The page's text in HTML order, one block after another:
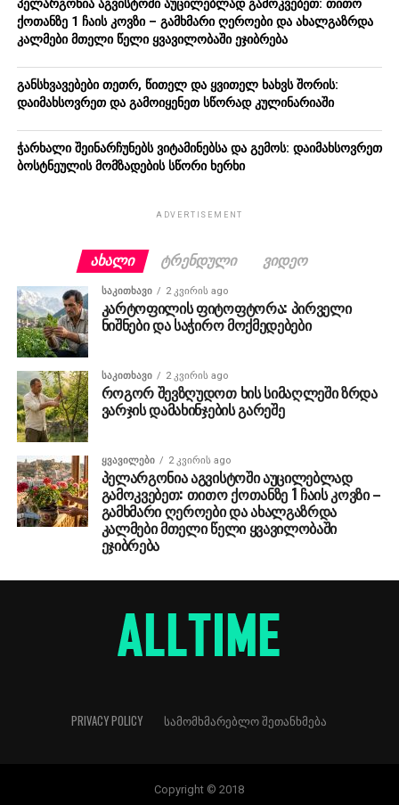
პელარგონია აგვისტოში აუცილებლად გამოკვებეთ: თითო
ქოთანზე 1 ჩაის კოვზი – გამხმარი ღეროები და ახალგაზრდა
კალმები მთელი წელი ყვავილობაში ეჯიბრება
განსხვავებები თეთრ, წითელ და ყვითელ ხახვს შორის:
დაიმახსოვრეთ და გამოიყენეთ სწორად კულინარიაში
ჭარხალი შეინარჩუნებს ვიტამინებსა და გემოს: დაიმახსოვრეთ
ბოსტნეულის მომზადების სწორი ხერხი
ADVERTISEMENT
ᲐᲮᲐᲚᲘ ᲢᲠᲔᲜᲓᲣᲚᲘ ᲕᲘᲓᲔᲝ
ᲡᲐᲙᲘᲗᲮᲐᲕᲘ 2 კვირის ago
კარტოფილის ფიტოფტორა: პირველი
ნიშნები და საჭირო მოქმედებები
ᲡᲐᲙᲘᲗᲮᲐᲕᲘ 2 კვირის ago
როგორ შევზღუდოთ ხის სიმაღლეში ზრდა
ვარჯის დამახინჯების გარეშე
ᲧᲕᲐᲕᲘᲚᲔᲑᲘ 2 კვირის ago
პელარგონია აგვისტოში აუცილებლად
გამოკვებეთ: თითო ქოთანზე 1 ჩაის კოვზი –
გამხმარი ღეროები და ახალგაზრდა
კალმები მთელი წელი ყვავილობაში
ეჯიბრება
PRIVACY POLICY ᲡᲐᲛᲝᲛᲮᲛᲐᲠᲔᲑᲚᲝ ᲨᲔᲗᲐᲜᲮᲛᲔᲑᲐ
Copyright © 2018